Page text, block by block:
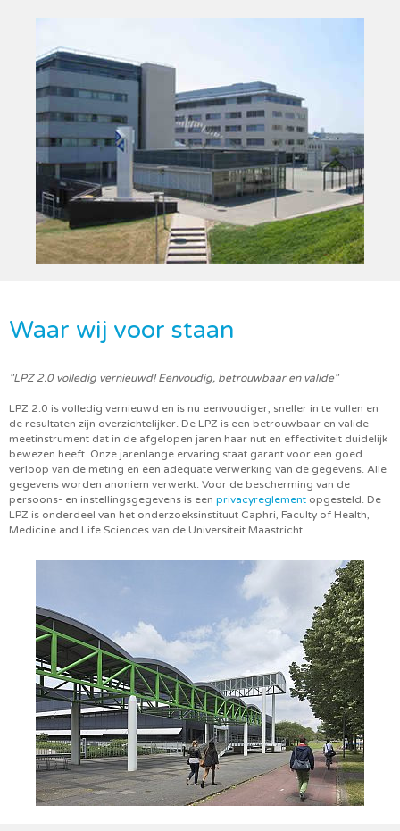
Waar wij voor staan
"LPZ 2.0 volledig vernieuwd! Eenvoudig, betrouwbaar en valide"
LPZ 2.0 is volledig vernieuwd en is nu eenvoudiger, sneller in te vullen en
de resultaten zijn overzichtelijker. De LPZ is een betrouwbaar en valide
meetinstrument dat in de afgelopen jaren haar nut en effectiviteit duidelijk
bewezen heeft. Onze jarenlange ervaring staat garant voor een goed
verloop van de meting en een adequate verwerking van de gegevens. Alle
gegevens worden anoniem verwerkt. Voor de bescherming van de
persoons- en instellingsgegevens is een privacyreglement opgesteld. De
LPZ is onderdeel van het onderzoeksinstituut Caphri, Faculty of Health,
Medicine and Life Sciences van de Universiteit Maastricht.